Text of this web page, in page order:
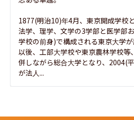
1877(明治10)年4月、東京開成学校
法学、理学、文学の3学部と医学部
学校の前身)で構成される東京大学が
以後、工部大学校や東京農林学校等
併しながら総合大学となり、2004(
が法人...